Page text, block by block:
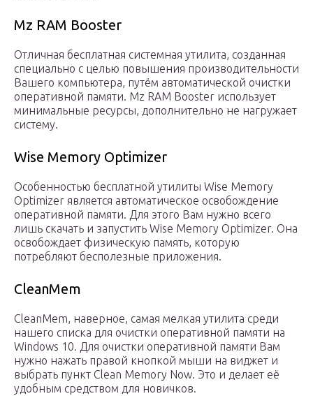
Mz RAM Booster
Отличная бесплатная системная утилита, созданная
специально с целью повышения производительности
Вашего компьютера, путём автоматической очистки
оперативной памяти. Mz RAM Booster использует
минимальные ресурсы, дополнительно не нагружает
систему.
Wise Memory Optimizer
Особенностью бесплатной утилиты Wise Memory
Optimizer является автоматическое освобождение
оперативной памяти. Для этого Вам нужно всего
лишь скачать и запустить Wise Memory Optimizer. Она
освобождает физическую память, которую
потребляют бесполезные приложения.
CleanMem
CleanMem, наверное, самая мелкая утилита среди
нашего списка для очистки оперативной памяти на
Windows 10. Для очистки оперативной памяти Вам
нужно нажать правой кнопкой мыши на виджет и
выбрать пункт Clean Memory Now. Это и делает её
удобным средством для новичков.